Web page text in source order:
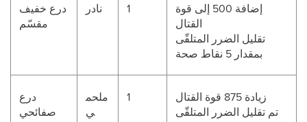
درع خفيف
مقسّم
نادر 1
إضافة 500 إلى قوة
القتال
تقليل الضرر المتلقّى
بمقدار 5 نقاط صحة
درع
صفائحي
ملحم
ي
1
زيادة 875 قوة القتال
تم تقليل الضرر المتلقّى